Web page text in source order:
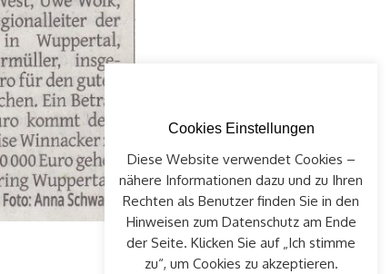
Cookies Einstellungen
Diese Website verwendet Cookies –
nähere Informationen dazu und zu Ihren
Rechten als Benutzer finden Sie in den
Hinweisen zum Datenschutz am Ende
der Seite. Klicken Sie auf „Ich stimme
zu“, um Cookies zu akzeptieren.